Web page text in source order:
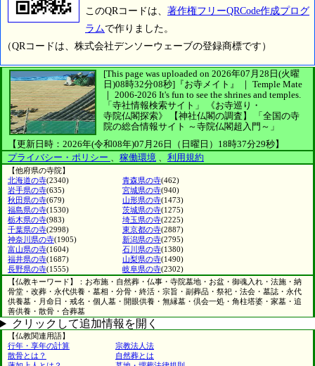
このQRコードは、 著作権フリーQRCode作成プログ
ラムで作りました。
（QRコードは、株式会社デンソーウェーブの登録商標です）
[This page was uploaded on 2026年07月28日(火曜
日)08時32分08秒] 『お寺メイト』 ｜ Temple Mate
｜ 2006-2026 It's fun to see the shrines and temples.
「寺社情報検索サイト」
《お寺巡り・
寺院仏閣探索》
【神社仏閣の調査】
「全国の寺
院の総合情報サイト ～寺院仏閣超入門～」
【更新日時：2026年(令和08年)07月26日（日曜日）18時37分29秒】
プライバシー・ポリシー 、 稼働環境 、 利用規約
【他府県の寺院】
北海道の寺(2340) 青森県の寺(462)
岩手県の寺(635) 宮城県の寺(940)
秋田県の寺(679) 山形県の寺(1473)
福島県の寺(1530) 茨城県の寺(1275)
栃木県の寺(983) 埼玉県の寺(2225)
千葉県の寺(2998) 東京都の寺(2887)
神奈川県の寺(1905) 新潟県の寺(2795)
富山県の寺(1604) 石川県の寺(1380)
福井県の寺(1687) 山梨県の寺(1490)
長野県の寺(1555) 岐阜県の寺(2302)
【仏教キーワード】：お布施・自然葬・仏事・寺院墓地・お盆・御魂入れ・法施・納
骨堂・改葬・永代供養・墓相・分骨・終活・宗旨・副葬品・祭祀・法会・墓誌・永代
供養墓・月命日・戒名・個人墓・開眼供養・無縁墓・倶会一処・角柱塔婆・家墓・追
善供養・散骨・合葬墓
クリックして追加情報を開く
【仏教関連用語】
行年・享年の計算
宗教法人法
散骨とは？
自然葬とは